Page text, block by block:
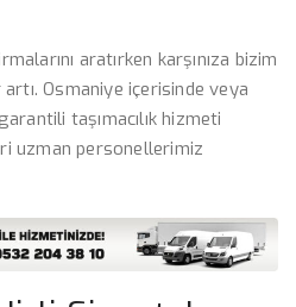
aratırken karşınıza bizim
Osmaniye içerisinde veya
taşımacılık hizmeti
uzman personellerimiz